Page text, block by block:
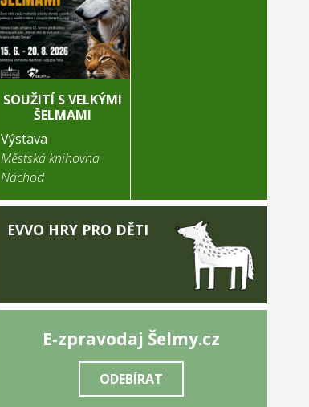
SOUŽITÍ S VELKÝMI
ŠELMAMI
Výstava
Městská knihovna
Náchod
EVVO HRY PRO DĚTI
E-zpravodaj Šelmy.cz
ODEBÍRAT